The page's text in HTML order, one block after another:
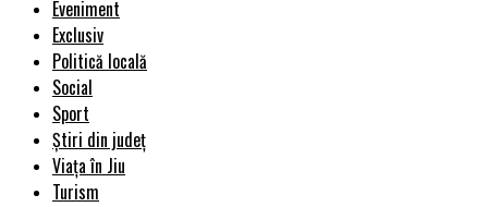
Eveniment
Exclusiv
Politică locală
Social
Sport
Știri din județ
Viața în Jiu
Turism